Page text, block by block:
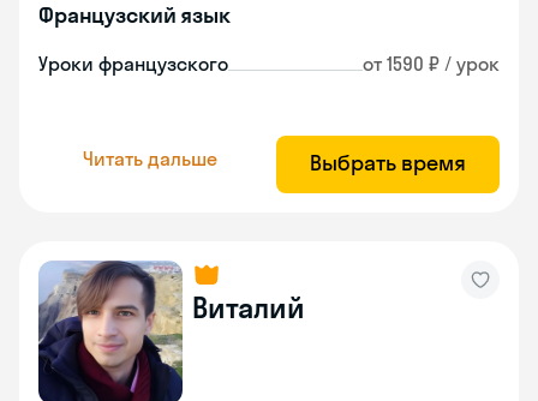
Французский язык
Уроки французского от 1590 ₽ / урок
Читать дальше Выбрать время
Виталий